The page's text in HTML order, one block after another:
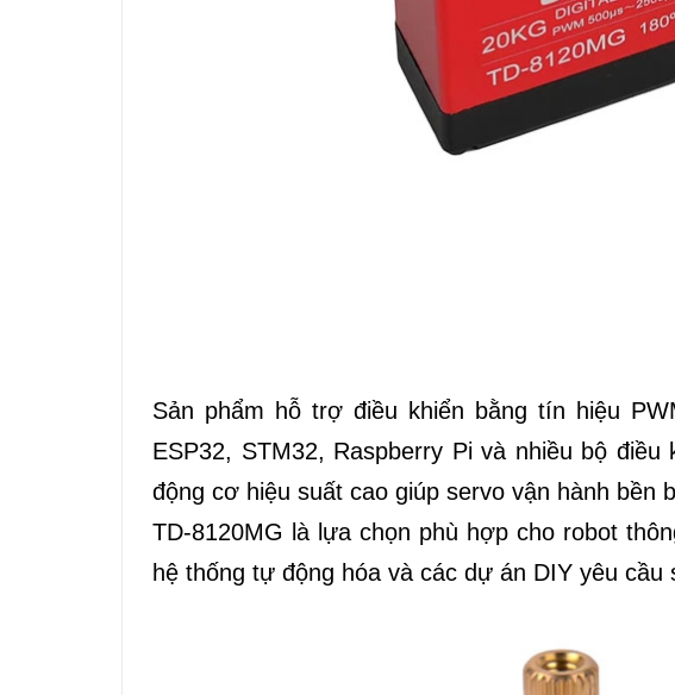
Sản phẩm hỗ trợ điều khiển bằng tín hiệu
ESP32, STM32, Raspberry Pi và nhiều bộ
động cơ hiệu suất cao giúp servo vận hành bền
TD-8120MG là lựa chọn phù hợp cho robot
hệ thống tự động hóa và các dự án DIY yêu cầu